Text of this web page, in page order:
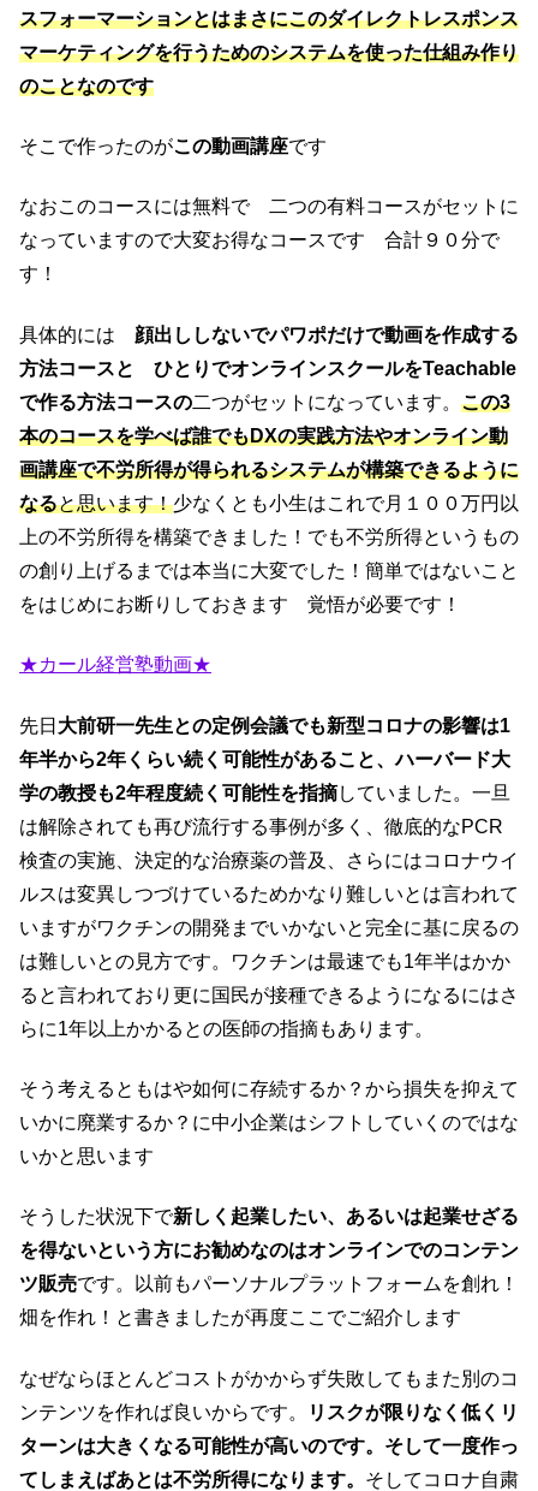
スフォーマーションとはまさにこのダイレクトレスポンス
マーケティングを行うためのシステムを使った仕組み作り
のことなのです
そこで作ったのがこの動画講座です
なおこのコースには無料で 二つの有料コースがセットに
なっていますので大変お得なコースです 合計９０分で
す！
具体的には 顔出ししないでパワポだけで動画を作成する
方法コースと ひとりでオンラインスクールをTeachable
で作る方法コースの二つがセットになっています。 この3
本のコースを学べば誰でもDXの実践方法やオンライン動
画講座で不労所得が得られるシステムが構築できるように
なると思います！少なくとも小生はこれで月１００万円以
上の不労所得を構築できました！でも不労所得というもの
の創り上げるまでは本当に大変でした！簡単ではないこと
をはじめにお断りしておきます 覚悟が必要です！
★カール経営塾動画★
先日 大前研一先生との定例会議でも新型コロナの影響は1
年半から2年くらい続く可能性があること、ハーバード大
学の教授も2年程度続く可能性を指摘していました。一旦
は解除されても再び流行する事例が多く、徹底的なPCR
検査の実施、決定的な治療薬の普及、さらにはコロナウイ
ルスは変異しつづけているためかなり難しいとは言われて
いますがワクチンの開発までいかないと完全に基に戻るの
は難しいとの見方です。ワクチンは最速でも1年半はかか
ると言われており更に国民が接種できるようになるにはさ
らに1年以上かかるとの医師の指摘もあります。
そう考えるともはや如何に存続するか？から損失を抑えて
いかに廃業するか？に中小企業はシフトしていくのではな
いかと思います
そうした状況下で新しく起業したい、あるいは起業せざる
を得ないという方にお勧めなのはオンラインでのコンテン
ツ販売です。以前もパーソナルプラットフォームを創れ！
畑を作れ！と書きましたが再度ここでご紹介します
なぜならほとんどコストがかからず失敗してもまた別のコ
ンテンツを作れば良いからです。
リスクが限りなく低くリ
ターンは大きくなる可能性が高いのです。そして一度作っ
てしまえばあとは不労所得になります。 そしてコロナ自粛